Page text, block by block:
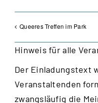
Queeres Treffen im Park
Hinweis für alle
Der Einladungstext
Veranstaltenden
zwangsläufig die